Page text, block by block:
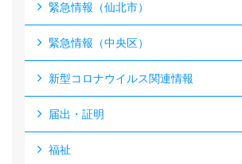
緊急情報（仙北市）
緊急情報（中央区）
新型コロナウイルス関連情報
届出・証明
福祉